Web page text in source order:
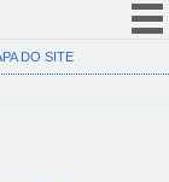
(COVID-19)
DO SITE